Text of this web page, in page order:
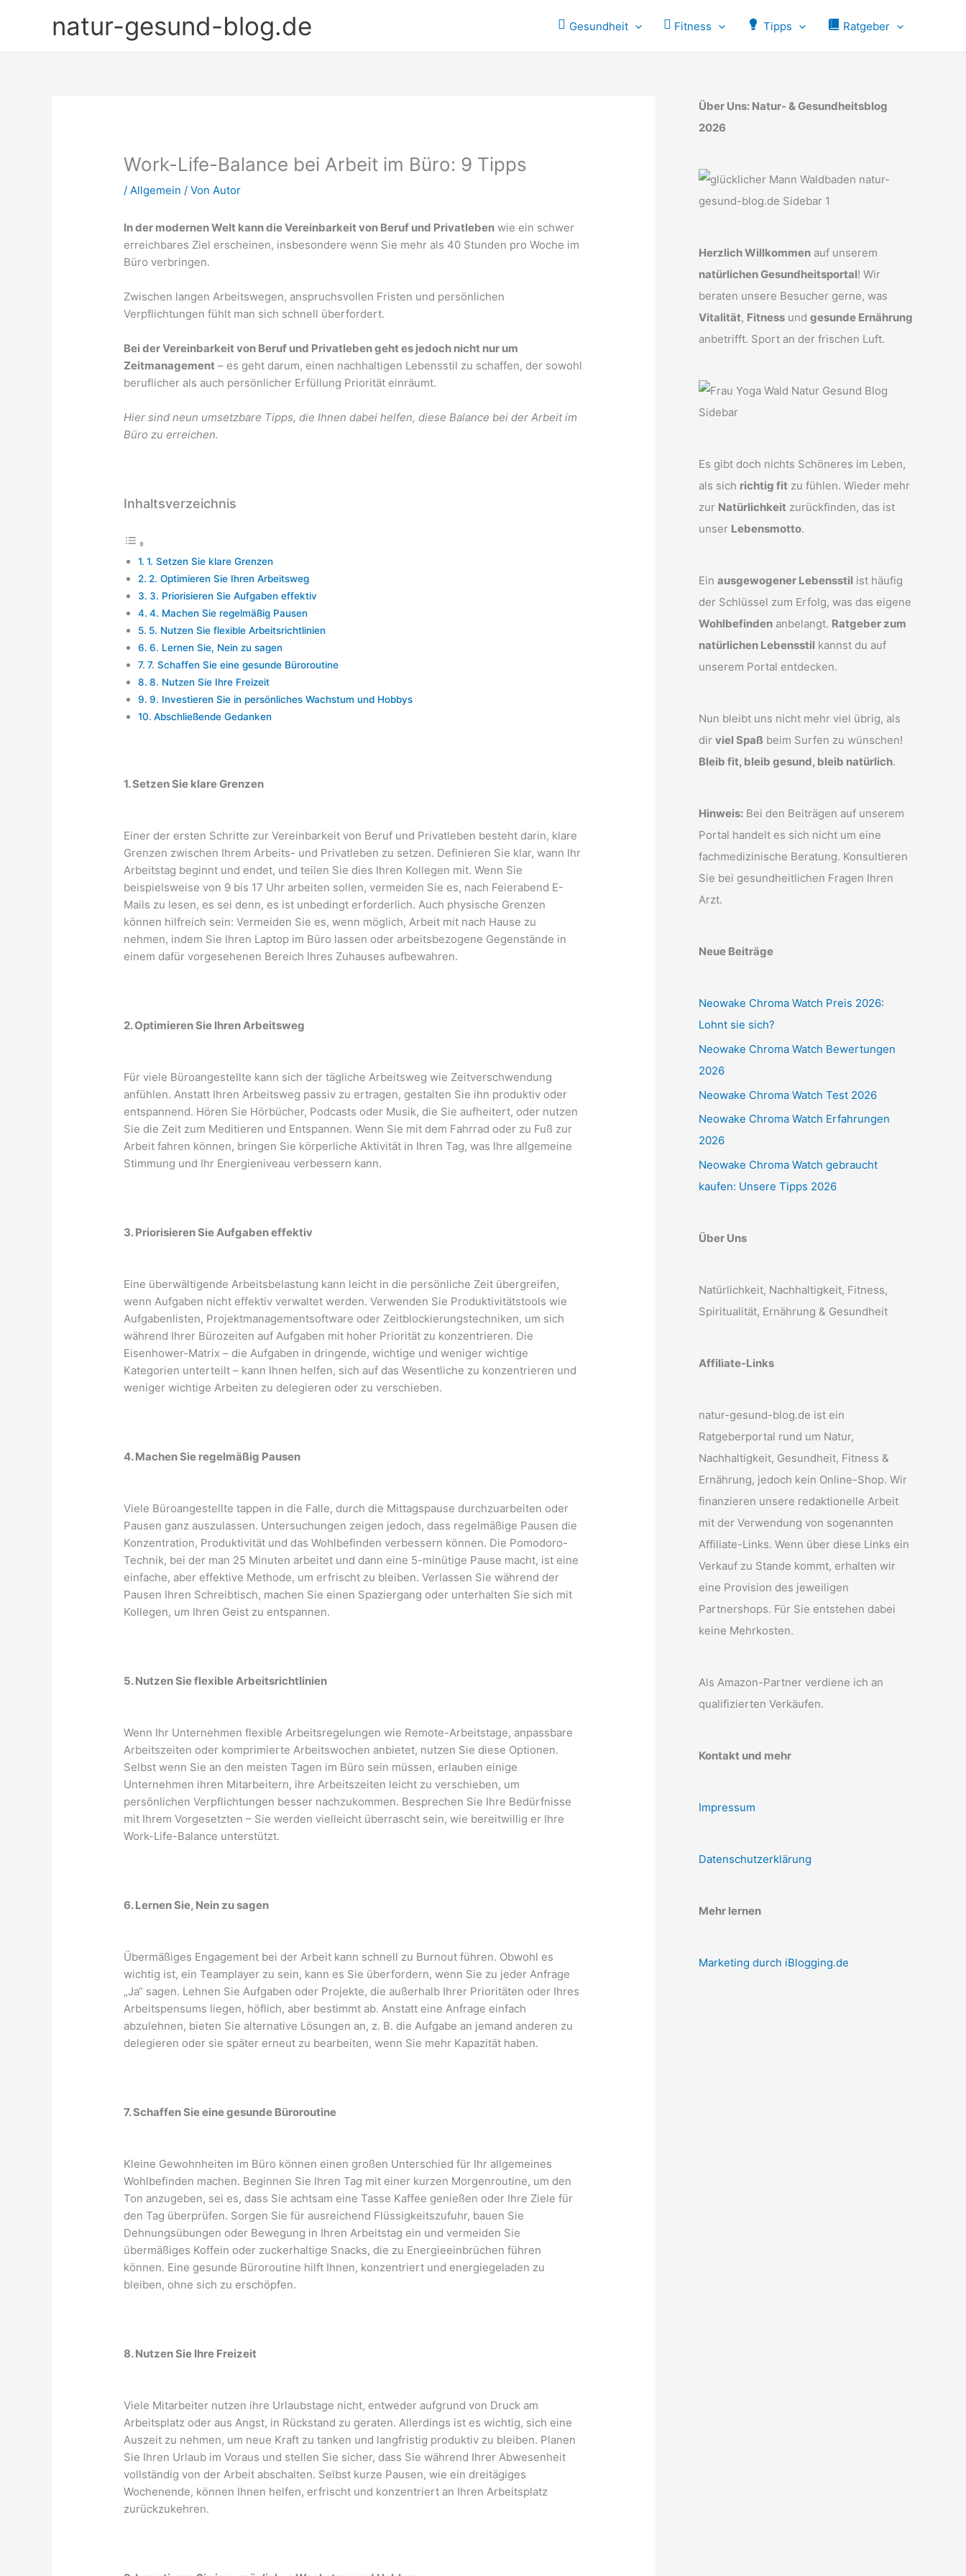
natur-gesund-blog.de Gesundheit Fitness Tipps Ratgeber
Work-Life-Balance bei Arbeit im Büro: 9 Tipps
/Allgemein / VonAutor
In der modernen Welt kann die Vereinbarkeit von Beruf und Privatleben wie ein schwer
erreichbares Ziel erscheinen, insbesondere wenn Sie mehr als 40 Stunden pro Woche im
Büro verbringen.
Zwischen langen Arbeitswegen, anspruchsvollen Fristen und persönlichen
Verpflichtungen fühlt man sich schnell überfordert.
Bei der Vereinbarkeit von Beruf und Privatleben geht es jedoch nicht nur um
Zeitmanagement – ​​es geht darum, einen nachhaltigen Lebensstil zu schaffen, der sowohl
beruflicher als auch persönlicher Erfüllung Priorität einräumt.
Hier sind neun umsetzbare Tipps, die Ihnen dabei helfen, diese Balance bei der Arbeit im
Büro zu erreichen.
Inhaltsverzeichnis
1. Setzen Sie klare Grenzen
2. Optimieren Sie Ihren Arbeitsweg
3. Priorisieren Sie Aufgaben effektiv
4. Machen Sie regelmäßig Pausen
5. Nutzen Sie flexible Arbeitsrichtlinien
6. Lernen Sie, Nein zu sagen
7. Schaffen Sie eine gesunde Büroroutine
8. Nutzen Sie Ihre Freizeit
9. Investieren Sie in persönliches Wachstum und Hobbys
Abschließende Gedanken
1. Setzen Sie klare Grenzen
Einer der ersten Schritte zur Vereinbarkeit von Beruf und Privatleben besteht darin, klare
Grenzen zwischen Ihrem Arbeits- und Privatleben zu setzen. Definieren Sie klar, wann Ihr
Arbeitstag beginnt und endet, und teilen Sie dies Ihren Kollegen mit. Wenn Sie
beispielsweise von 9 bis 17 Uhr arbeiten sollen, vermeiden Sie es, nach Feierabend E-
Mails zu lesen, es sei denn, es ist unbedingt erforderlich. Auch physische Grenzen
können hilfreich sein: Vermeiden Sie es, wenn möglich, Arbeit mit nach Hause zu
nehmen, indem Sie Ihren Laptop im Büro lassen oder arbeitsbezogene Gegenstände in
einem dafür vorgesehenen Bereich Ihres Zuhauses aufbewahren.
2. Optimieren Sie Ihren Arbeitsweg
Für viele Büroangestellte kann sich der tägliche Arbeitsweg wie Zeitverschwendung
anfühlen. Anstatt Ihren Arbeitsweg passiv zu ertragen, gestalten Sie ihn produktiv oder
entspannend. Hören Sie Hörbücher, Podcasts oder Musik, die Sie aufheitert, oder nutzen
Sie die Zeit zum Meditieren und Entspannen. Wenn Sie mit dem Fahrrad oder zu Fuß zur
Arbeit fahren können, bringen Sie körperliche Aktivität in Ihren Tag, was Ihre allgemeine
Stimmung und Ihr Energieniveau verbessern kann.
3. Priorisieren Sie Aufgaben effektiv
Eine überwältigende Arbeitsbelastung kann leicht in die persönliche Zeit übergreifen,
wenn Aufgaben nicht effektiv verwaltet werden. Verwenden Sie Produktivitätstools wie
Aufgabenlisten, Projektmanagementsoftware oder Zeitblockierungstechniken, um sich
während Ihrer Bürozeiten auf Aufgaben mit hoher Priorität zu konzentrieren. Die
Eisenhower-Matrix – die Aufgaben in dringende, wichtige und weniger wichtige
Kategorien unterteilt – kann Ihnen helfen, sich auf das Wesentliche zu konzentrieren und
weniger wichtige Arbeiten zu delegieren oder zu verschieben.
4. Machen Sie regelmäßig Pausen
Viele Büroangestellte tappen in die Falle, durch die Mittagspause durchzuarbeiten oder
Pausen ganz auszulassen. Untersuchungen zeigen jedoch, dass regelmäßige Pausen die
Konzentration, Produktivität und das Wohlbefinden verbessern können. Die Pomodoro-
Technik, bei der man 25 Minuten arbeitet und dann eine 5-minütige Pause macht, ist eine
einfache, aber effektive Methode, um erfrischt zu bleiben. Verlassen Sie während der
Pausen Ihren Schreibtisch, machen Sie einen Spaziergang oder unterhalten Sie sich mit
Kollegen, um Ihren Geist zu entspannen.
5. Nutzen Sie flexible Arbeitsrichtlinien
Wenn Ihr Unternehmen flexible Arbeitsregelungen wie Remote-Arbeitstage, anpassbare
Arbeitszeiten oder komprimierte Arbeitswochen anbietet, nutzen Sie diese Optionen.
Selbst wenn Sie an den meisten Tagen im Büro sein müssen, erlauben einige
Unternehmen ihren Mitarbeitern, ihre Arbeitszeiten leicht zu verschieben, um
persönlichen Verpflichtungen besser nachzukommen. Besprechen Sie Ihre Bedürfnisse
mit Ihrem Vorgesetzten – Sie werden vielleicht überrascht sein, wie bereitwillig er Ihre
Work-Life-Balance unterstützt.
6. Lernen Sie, Nein zu sagen
Übermäßiges Engagement bei der Arbeit kann schnell zu Burnout führen. Obwohl es
wichtig ist, ein Teamplayer zu sein, kann es Sie überfordern, wenn Sie zu jeder Anfrage
„Ja“ sagen. Lehnen Sie Aufgaben oder Projekte, die außerhalb Ihrer Prioritäten oder Ihres
Arbeitspensums liegen, höflich, aber bestimmt ab. Anstatt eine Anfrage einfach
abzulehnen, bieten Sie alternative Lösungen an, z. B. die Aufgabe an jemand anderen zu
delegieren oder sie später erneut zu bearbeiten, wenn Sie mehr Kapazität haben.
7. Schaffen Sie eine gesunde Büroroutine
Kleine Gewohnheiten im Büro können einen großen Unterschied für Ihr allgemeines
Wohlbefinden machen. Beginnen Sie Ihren Tag mit einer kurzen Morgenroutine, um den
Ton anzugeben, sei es, dass Sie achtsam eine Tasse Kaffee genießen oder Ihre Ziele für
den Tag überprüfen. Sorgen Sie für ausreichend Flüssigkeitszufuhr, bauen Sie
Dehnungsübungen oder Bewegung in Ihren Arbeitstag ein und vermeiden Sie
übermäßiges Koffein oder zuckerhaltige Snacks, die zu Energieeinbrüchen führen
können. Eine gesunde Büroroutine hilft Ihnen, konzentriert und energiegeladen zu
bleiben, ohne sich zu erschöpfen.
8. Nutzen Sie Ihre Freizeit
Viele Mitarbeiter nutzen ihre Urlaubstage nicht, entweder aufgrund von Druck am
Arbeitsplatz oder aus Angst, in Rückstand zu geraten. Allerdings ist es wichtig, sich eine
Auszeit zu nehmen, um neue Kraft zu tanken und langfristig produktiv zu bleiben. Planen
Sie Ihren Urlaub im Voraus und stellen Sie sicher, dass Sie während Ihrer Abwesenheit
vollständig von der Arbeit abschalten. Selbst kurze Pausen, wie ein dreitägiges
Wochenende, können Ihnen helfen, erfrischt und konzentriert an Ihren Arbeitsplatz
zurückzukehren.
Über Uns: Natur- & Gesundheitsblog
2026
Herzlich Willkommen auf unserem
natürlichen Gesundheitsportal! Wir
beraten unsere Besucher gerne, was
Vitalität, Fitness und gesunde Ernährung
anbetrifft. Sport an der frischen Luft.
Es gibt doch nichts Schöneres im Leben,
als sich richtig fit zu fühlen. Wieder mehr
zur Natürlichkeit zurückfinden, das ist
unser Lebensmotto.
Ein ausgewogener Lebensstil ist häufig
der Schlüssel zum Erfolg, was das eigene
Wohlbefinden anbelangt. Ratgeber zum
natürlichen Lebensstil kannst du auf
unserem Portal entdecken.
Nun bleibt uns nicht mehr viel übrig, als
dir viel Spaß beim Surfen zu wünschen!
Bleib fit, bleib gesund, bleib natürlich.
Hinweis: Bei den Beiträgen auf unserem
Portal handelt es sich nicht um eine
fachmedizinische Beratung. Konsultieren
Sie bei gesundheitlichen Fragen Ihren
Arzt.
Neue Beiträge
Neowake Chroma Watch Preis 2026:
Lohnt sie sich?
Neowake Chroma Watch Bewertungen
2026
Neowake Chroma Watch Test 2026
Neowake Chroma Watch Erfahrungen
2026
Neowake Chroma Watch gebraucht
kaufen: Unsere Tipps 2026
Über Uns
Natürlichkeit, Nachhaltigkeit, Fitness,
Spiritualität, Ernährung & Gesundheit
Affiliate-Links
natur-gesund-blog.de ist ein
Ratgeberportal rund um Natur,
Nachhaltigkeit, Gesundheit, Fitness &
Ernährung, jedoch kein Online-Shop. Wir
finanzieren unsere redaktionelle Arbeit
mit der Verwendung von sogenannten
Affiliate-Links. Wenn über diese Links ein
Verkauf zu Stande kommt, erhalten wir
eine Provision des jeweiligen
Partnershops. Für Sie entstehen dabei
keine Mehrkosten.
Als Amazon-Partner verdiene ich an
qualifizierten Verkäufen.
Kontakt und mehr
Impressum
Datenschutzerklärung
Mehr lernen
Marketing durch iBlogging.de